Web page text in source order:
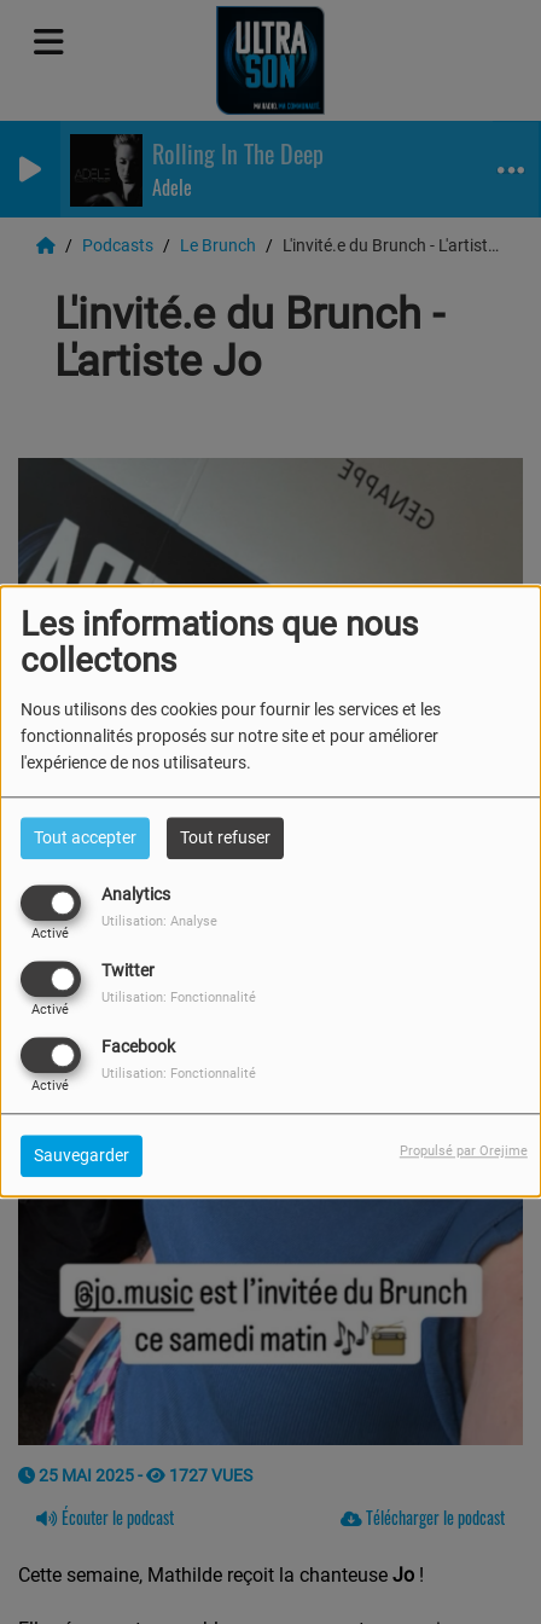
Les informations que nous
collectons
Nous utilisons des cookies pour fournir les services et les
fonctionnalités proposés sur notre site et pour améliorer
l'expérience de nos utilisateurs.
Tout accepter Tout refuser
Analytics
Activé
Utilisation: Analyse
Twitter
Activé
Utilisation: Fonctionnalité
Facebook
Activé
Utilisation: Fonctionnalité
Sauvegarder Propulsé par Orejime
Rolling In The Deep
Adele
Podcasts Le Brunch L'invité.e du Brunch - L'artiste Jo
L'invité.e du Brunch -
L'artiste Jo
25 MAI 2025 - 1727 VUES
Écouter le podcast Télécharger le podcast
Cette semaine, Mathilde reçoit la chanteuse Jo !